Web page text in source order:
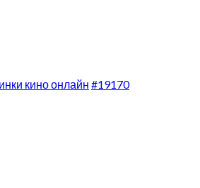
кино онлайн #19170